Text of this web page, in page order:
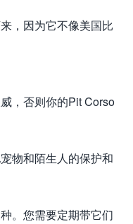
，因为它不像美国比
，否则你的Pit Corso
物和陌生人的保护和
。您需要定期带它们